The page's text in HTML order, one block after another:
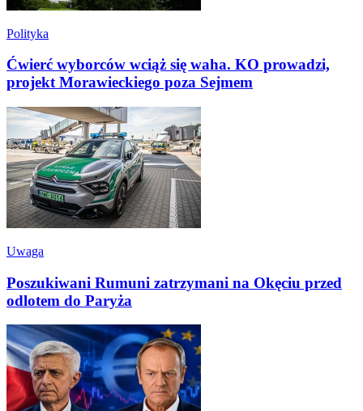
Polityka
Ćwierć wyborców wciąż się waha. KO prowadzi,
projekt Morawieckiego poza Sejmem
Uwaga
Poszukiwani Rumuni zatrzymani na Okęciu przed
odlotem do Paryża